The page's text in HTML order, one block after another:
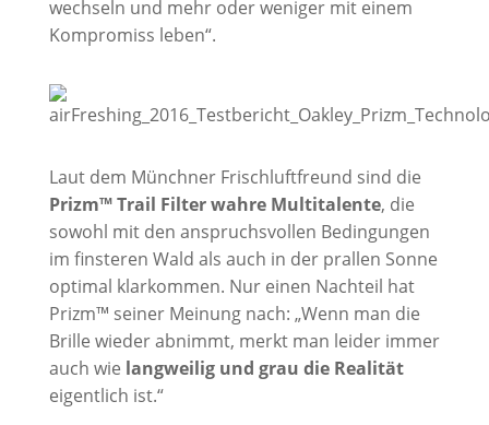
wechseln und mehr oder weniger mit einem
Kompromiss leben“.
Laut dem Münchner Frischluftfreund sind die
Prizm™ Trail Filter wahre Multitalente, die
sowohl mit den anspruchsvollen Bedingungen
im finsteren Wald als auch in der prallen Sonne
optimal klarkommen. Nur einen Nachteil hat
Prizm™ seiner Meinung nach: „Wenn man die
Brille wieder abnimmt, merkt man leider immer
auch wie langweilig und grau die Realität
eigentlich ist.“